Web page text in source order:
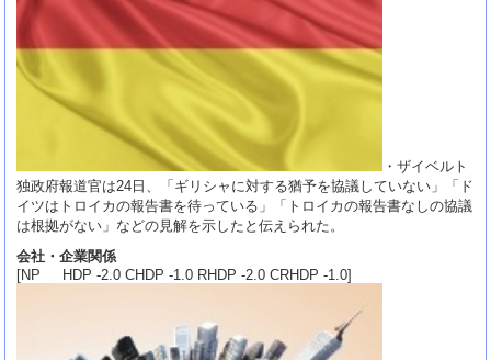
・ザイベルト
独政府報道官は24日、「ギリシャに対する猶予を協議していない」「ド
イツはトロイカの報告書を待っている」「トロイカの報告書なしの協議
は根拠がない」などの見解を示したと伝えられた。
会社・企業関係
[NP HDP -2.0 CHDP -1.0 RHDP -2.0 CRHDP -1.0]